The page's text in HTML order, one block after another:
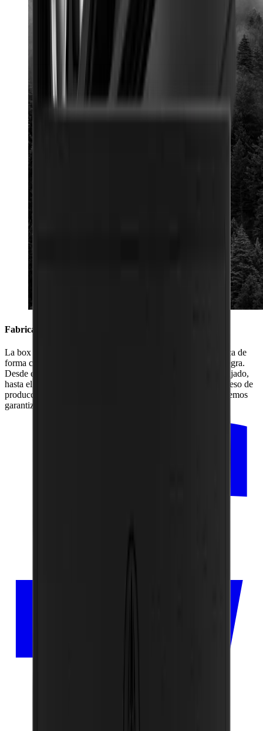
Fabricada en la Selva Negra
La box HORL® – como todos nuestros productos – se fabrica de
forma conjunta con nuestros socios regionales de la Selva Negra.
Desde el doble barnizado de la madera maciza de fresno, el lijado,
hasta el grabado por láser del logotipo HORL®, todo el proceso de
producción tiene lugar en nuestra región. De esta forma, podemos
garantizar la máxima calidad.